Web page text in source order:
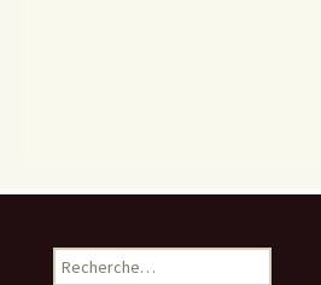
Rechercher :